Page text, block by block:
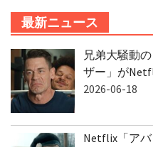
最新ニュース
兄弟大騒動
ザー」が
2026-06-18
Netflix「ア